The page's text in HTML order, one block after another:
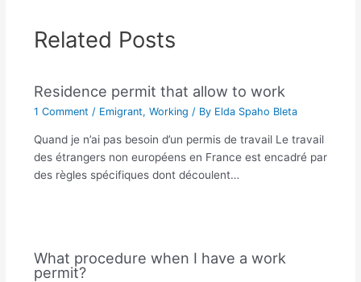
Related Posts
Residence permit that allow to work
1 Comment / Emigrant, Working / By Elda Spaho Bleta
Quand je n’ai pas besoin d’un permis de travail Le travail
des étrangers non européens en France est encadré par
des règles spécifiques dont découlent…
What procedure when I have a work
permit?